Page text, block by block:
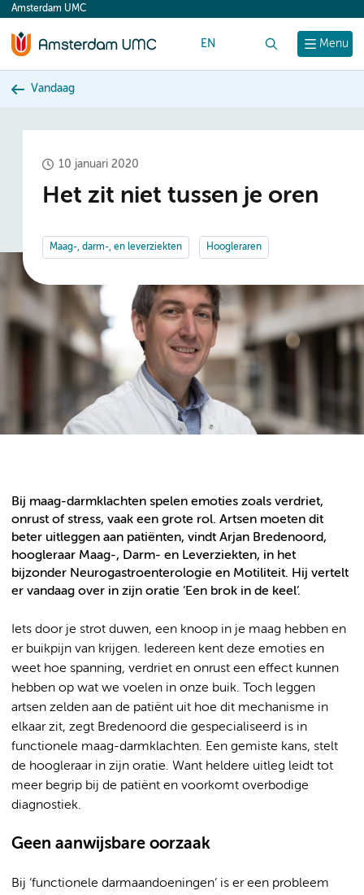
content
Menu
Amsterdam UMC
EN
Vandaag
10 januari 2020
Het zit niet tussen je oren
Maag-, darm-, en leverziekten Hoogleraren
Bij maag-darmklachten spelen emoties zoals verdriet,
onrust of stress, vaak een grote rol. Artsen moeten dit
beter uitleggen aan patiënten, vindt Arjan Bredenoord,
hoogleraar Maag-, Darm- en Leverziekten, in het
bijzonder Neurogastroenterologie en Motiliteit. Hij vertelt
er vandaag over in zijn oratie ‘Een brok in de keel’.
Iets door je strot duwen, een knoop in je maag hebben en
er buikpijn van krijgen. Iedereen kent deze emoties en
weet hoe spanning, verdriet en onrust een effect kunnen
hebben op wat we voelen in onze buik. Toch leggen
artsen zelden aan de patiënt uit hoe dit mechanisme in
elkaar zit, zegt Bredenoord die gespecialiseerd is in
functionele maag-darmklachten. Een gemiste kans, stelt
de hoogleraar in zijn oratie. Want heldere uitleg leidt tot
meer begrip bij de patiënt en voorkomt overbodige
diagnostiek.
Geen aanwijsbare oorzaak
Bij ‘functionele darmaandoeningen’ is er een probleem